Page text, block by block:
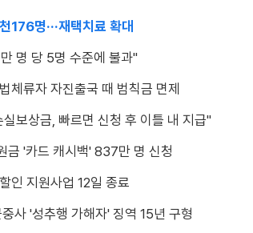
176명···재택치료 확대
명 당 5명 수준에 불과"
체류자 자진출국 때 범칙금 면제
보상금, 빠르면 신청 후 이틀 내 지급"
금 '카드 캐시백' 837만 명 신청
인 지원사업 12일 종료
사 '성추행 가해자' 징역 15년 구형